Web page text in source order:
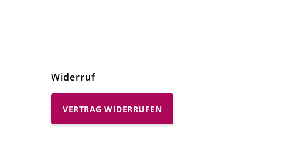
Widerruf
VERTRAG WIDERRUFEN